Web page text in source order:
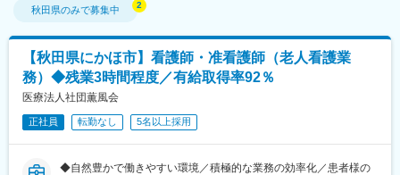
秋田県のみで募集中
【秋田県にかほ市】看護師・准看護師（老人看護業
務）◆残業3時間程度／有給取得率92％
医療法人社団薫風会
正社員 転勤なし 5名以上採用
◆自然豊かで働きやすい環境／積極的な業務の効率化／患者様の